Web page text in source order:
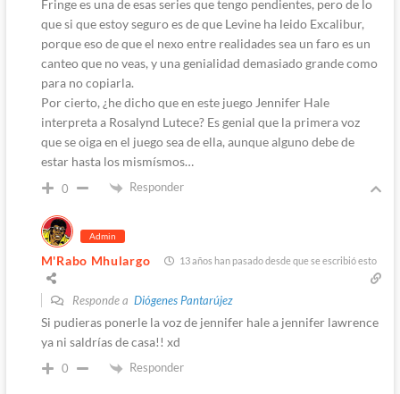
Fringe es una de esas series que tengo pendientes, pero de lo
que si que estoy seguro es de que Levine ha leido Excalibur,
porque eso de que el nexo entre realidades sea un faro es un
canteo que no veas, y una genialidad demasiado grande como
para no copiarla.
Por cierto, ¿he dicho que en este juego Jennifer Hale
interpreta a Rosalynd Lutece? Es genial que la primera voz
que se oiga en el juego sea de ella, aunque alguno debe de
estar hasta los mismísmos…
0 Responder
Admin
M'Rabo Mhulargo 13 años han pasado desde que se escribió esto
Responde a Diógenes Pantarújez
Si pudieras ponerle la voz de jennifer hale a jennifer lawrence
ya ni saldrías de casa!! xd
0 Responder